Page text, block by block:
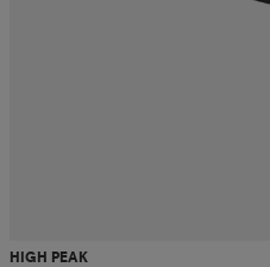
HIGH PEAK